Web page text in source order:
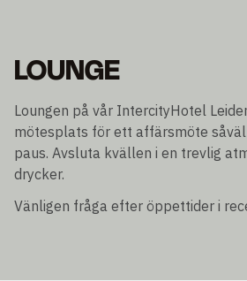
LOUNGE
Loungen på vår IntercityHotel
mötesplats för ett affärsmöte såväl
paus. Avsluta kvällen i en trevlig
drycker.
Vänligen fråga efter öppettider i